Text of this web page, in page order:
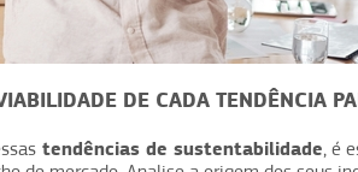
DE CADA TENDÊNCIA
tendências de sustentabilidade, é